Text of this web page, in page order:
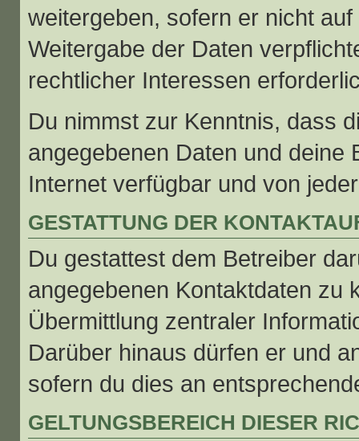
weitergeben, sofern er nicht
Weitergabe der Daten
rechtlicher Interessen
Du nimmst zur Kenntnis, dass
angegebenen Daten und deine
Internet verfügbar und von
GESTATTUNG DER
Du gestattest dem Betreiber
angegebenen Kontaktdaten zu
Übermittlung zentraler
Darüber hinaus dürfen er und
sofern du dies an
GELTUNGSBEREICH DIESER